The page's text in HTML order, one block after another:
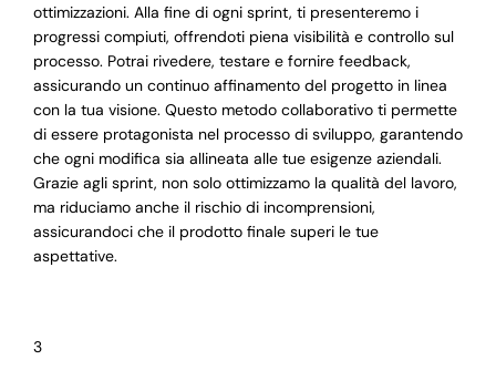
ottimizzazioni. Alla fine di ogni sprint, ti presenteremo i
progressi compiuti, offrendoti piena visibilità e controllo sul
processo. Potrai rivedere, testare e fornire feedback,
assicurando un continuo affinamento del progetto in linea
con la tua visione. Questo metodo collaborativo ti permette
di essere protagonista nel processo di sviluppo, garantendo
che ogni modifica sia allineata alle tue esigenze aziendali.
Grazie agli sprint, non solo ottimizzamo la qualità del lavoro,
ma riduciamo anche il rischio di incomprensioni,
assicurandoci che il prodotto finale superi le tue
aspettative.
3